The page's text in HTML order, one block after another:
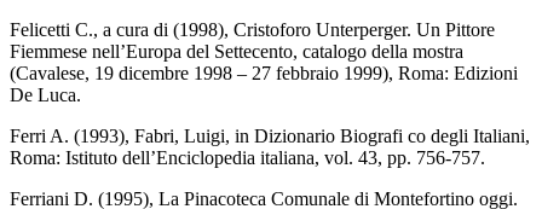
Felicetti C., a cura di (1998), Cristoforo Unterperger. Un Pittore
Fiemmese nell’Europa del Settecento, catalogo della mostra
(Cavalese, 19 dicembre 1998 – 27 febbraio 1999), Roma: Edizioni
De Luca.
Ferri A. (1993), Fabri, Luigi, in Dizionario Biografi co degli Italiani,
Roma: Istituto dell’Enciclopedia italiana, vol. 43, pp. 756-757.
Ferriani D. (1995), La Pinacoteca Comunale di Montefortino oggi.